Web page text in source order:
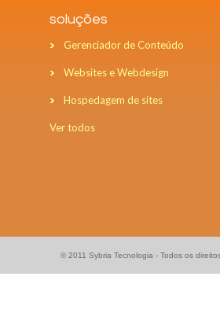
soluções
Gerenciador de Conteúdo
Websites e Webdesign
Hospedagem de sites
Ver todos
© 2011 Sybria Tecnologia - Todos os